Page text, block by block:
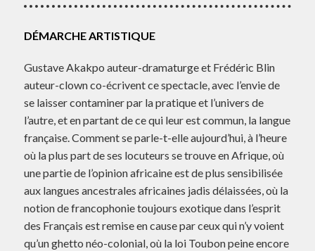
DÉMARCHE ARTISTIQUE
Gustave Akakpo auteur-dramaturge et Frédéric Blin
auteur-clown co-écrivent ce spectacle, avec l’envie de
se laisser contaminer par la pratique et l’univers de
l’autre, et en partant de ce qui leur est commun, la langue
française. Comment se parle-t-elle aujourd’hui, à l’heure
où la plus part de ses locuteurs se trouve en Afrique, où
une partie de l’opinion africaine est de plus sensibilisée
aux langues ancestrales africaines jadis délaissées, où la
notion de francophonie toujours exotique dans l’esprit
des Français est remise en cause par ceux qui n’y voient
qu’un ghetto néo-colonial, où la loi Toubon peine encore